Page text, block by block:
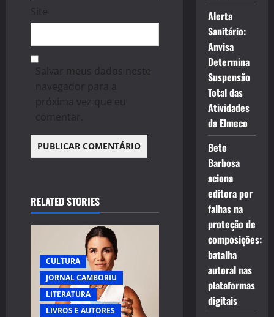
Site
Salvar meus dados neste
navegador para a
próxima vez que eu
comentar.
RELATED STORIES
CULTURA
JORNAL CAMBORIU
LITERATURA
LIVROS E AUTORES
Alerta
Sanitário:
Anvisa
Determina
Suspensão
Total das
Atividades
da Elmeco
Beto
Barbosa
aciona
editora por
falhas na
proteção de
composições:
batalha
autoral nas
plataformas
digitais